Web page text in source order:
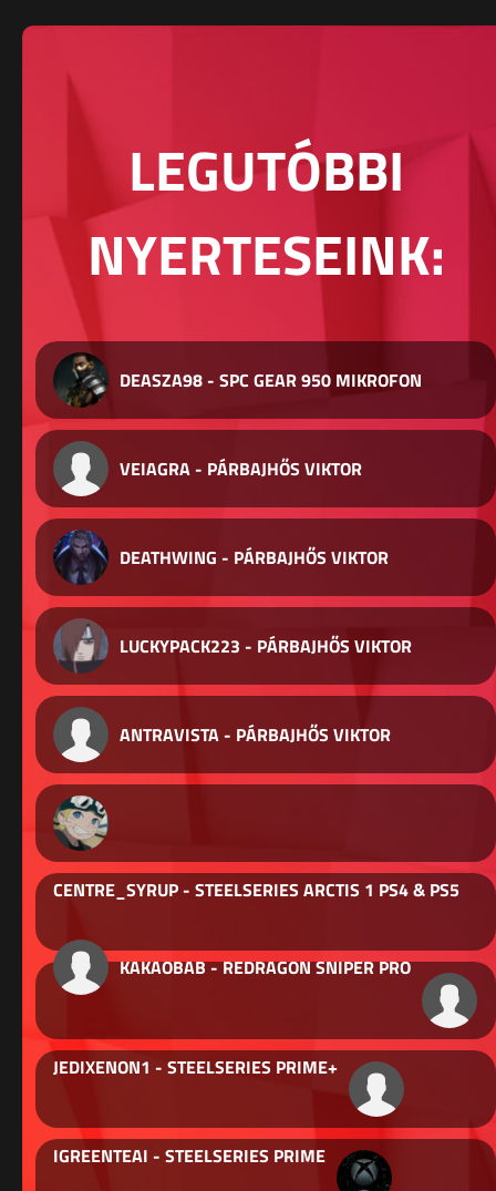
LEGUTÓBBI
NYERTESEINK:
DEASZA98 - SPC GEAR 950 MIKROFON
VEIAGRA - PÁRBAJHŐS VIKTOR
DEATHWING - PÁRBAJHŐS VIKTOR
LUCKYPACK223 - PÁRBAJHŐS VIKTOR
ANTRAVISTA - PÁRBAJHŐS VIKTOR
CENTRE_SYRUP - STEELSERIES ARCTIS 1 PS4 & PS5
KAKAOBAB - REDRAGON SNIPER PRO
JEDIXENON1 - STEELSERIES PRIME+
IGREENTEAI - STEELSERIES PRIME